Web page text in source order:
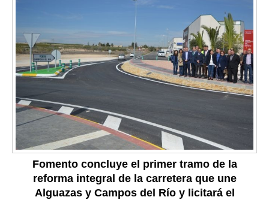
Fomento concluye el primer tramo de la
reforma integral de la carretera que une
Alguazas y Campos del Río y licitará el